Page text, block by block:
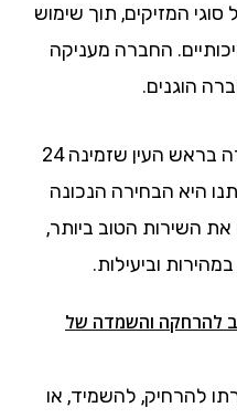
המזיקים, תוך שימוש
החברה מעניקה
הוגנים.
אם אתם מחפשים חברת הדברה בראש העין שזמינה 24
היא הבחירה הנכונה
השירות הטוב ביותר,
וביעילות.
להרחקה והשמדה של
להרחיק, להשמיד, או